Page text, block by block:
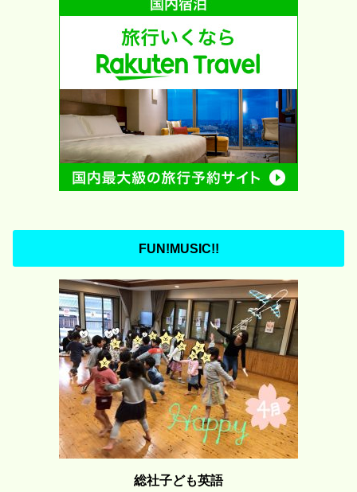
FUN!MUSIC!!
総社子ども英語